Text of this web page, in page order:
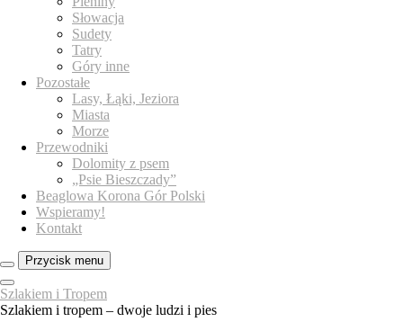
Słowacja
Sudety
Tatry
Góry inne
Pozostałe
Lasy, Łąki, Jeziora
Miasta
Morze
Przewodniki
Dolomity z psem
„Psie Bieszczady”
Beaglowa Korona Gór Polski
Wspieramy!
Kontakt
Przycisk menu
Zamknij
menu
panelu
Szlakiem i Tropem
Szlakiem i tropem – dwoje ludzi i pies